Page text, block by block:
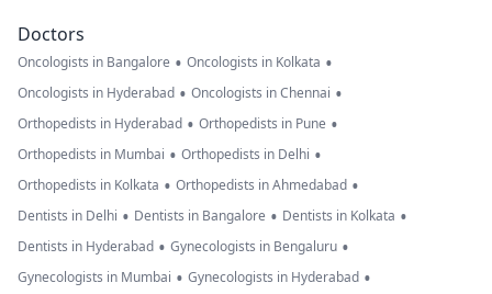
Doctors
Oncologists in Bangalore • Oncologists in Kolkata •
Oncologists in Hyderabad • Oncologists in Chennai •
Orthopedists in Hyderabad • Orthopedists in Pune •
Orthopedists in Mumbai • Orthopedists in Delhi •
Orthopedists in Kolkata • Orthopedists in Ahmedabad •
Dentists in Delhi • Dentists in Bangalore • Dentists in Kolkata •
Dentists in Hyderabad • Gynecologists in Bengaluru •
Gynecologists in Mumbai • Gynecologists in Hyderabad •